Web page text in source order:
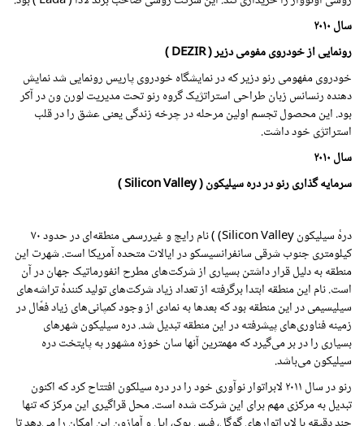
سال۲۰۱۰
رونمایی از خودروی مفومی دزیر ( DEZIR )
خودروی مفهومی رنو دزیر که در نمایشگاه خودروی پاریس رونمایی شد نمایش
دهنده رنسانس زبان طراحی استراتژیک گروه رنو تحت مدیریت لورن ون در آکر
بود. این محصول تجسم اولین مرحله در چرخه زندگی یعنی عشق را در قلب
استراتژی خود داشت.
سال۲۰۱۰
سرمایه گذاری رنو در دره سیلیکون ( Silicon Valley )
درهٔ سیلیکون Silicon Valley) ) نام رایج و غیررسمی منطقه‌ای در حدود ۷۰
کیلومتری جنوب شرقی سانفرانسیسکو در ایالات متحده آمریکا است. شهرت این
منطقه به دلیل قرار داشتن بسیاری از شرکت‌های مطرح انفورماتیک جهان در آن
است. نام این منطقه ابتدا برگرفته از تعداد زیاد شرکت‌های تولید کنندهٔ تراشه‌های
سیلیسیمی در این منطقه بود که بعدها به نمادی از وجود کمپانی‌های زیاد فعّال در
زمینه فناوری‌های پیشرفته در این منطقه تبدیل شد. دره سیلیکون شهرهای
بسیاری را در بر می‌گیرد که مهمترین آنها سان خوزه مشهور به پایتخت دره
سیلیکون می‌باشد.
رنو در سال۲۰۱۱لابراتوار نوآوری خود را در دره سیلکون افتتاح کرد که اکنون
تبدیل به مرکزی مهم برای این شرکت شده است. محل قراگیری این مرکز که تنها